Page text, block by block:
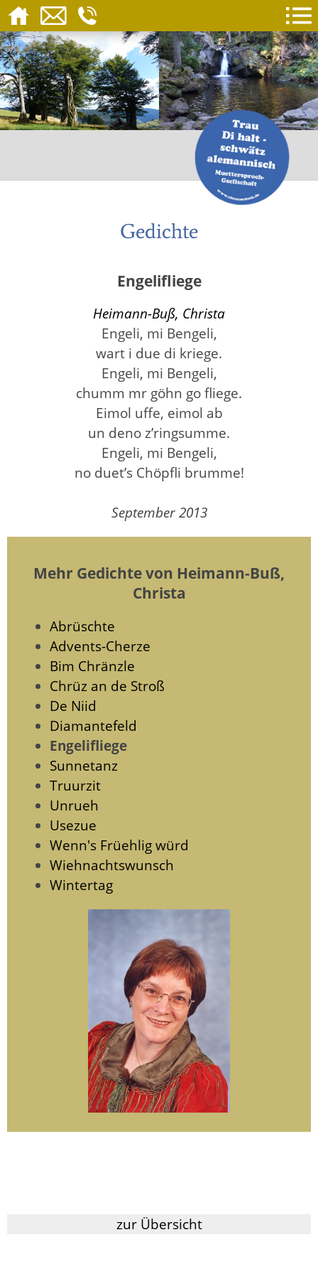
Gedichte
Engelifliege
Heimann-Buß, Christa
Engeli, mi Bengeli,
wart i due di kriege.
Engeli, mi Bengeli,
chumm mr göhn go fliege.
Eimol uffe, eimol ab
un deno z’ringsumme.
Engeli, mi Bengeli,
no duet’s Chöpfli brumme!
September 2013
Mehr Gedichte von Heimann-Buß,
Christa
Abrüschte
Advents-Cherze
Bim Chränzle
Chrüz an de Stroß
De Niid
Diamantefeld
Engelifliege
Sunnetanz
Truurzit
Unrueh
Usezue
Wenn's Früehlig würd
Wiehnachtswunsch
Wintertag
zur Übersicht